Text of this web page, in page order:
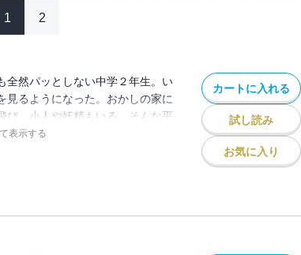
1 2
全然パッとしない中学２年生。い
見るようになった。おかしの家に
び、小人や妖精もいる。そんな平
さらう。自分は魔王と戦い、姫を
表示する
カートに入れる
試し読み
お気に入り